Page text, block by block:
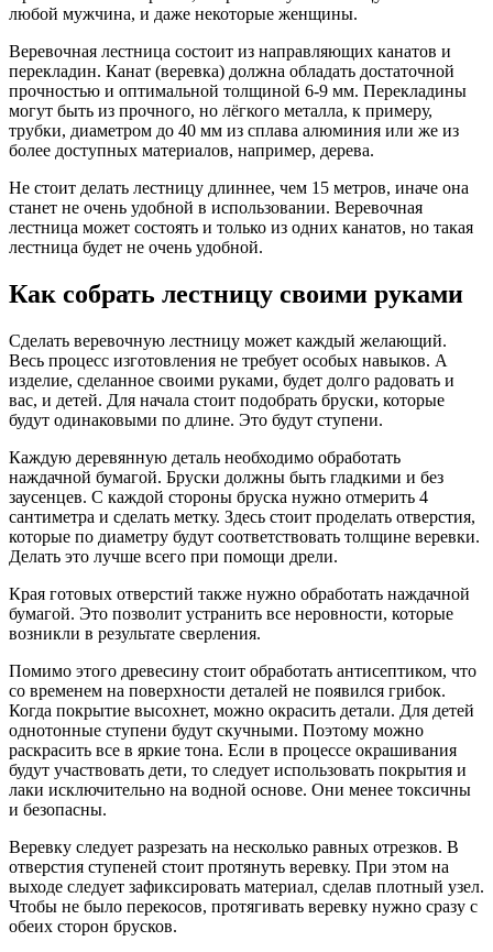
любой мужчина, и даже некоторые женщины.
Веревочная лестница состоит из направляющих канатов и
перекладин. Канат (веревка) должна обладать достаточной
прочностью и оптимальной толщиной 6-9 мм. Перекладины
могут быть из прочного, но лёгкого металла, к примеру,
трубки, диаметром до 40 мм из сплава алюминия или же из
более доступных материалов, например, дерева.
Не стоит делать лестницу длиннее, чем 15 метров, иначе она
станет не очень удобной в использовании. Веревочная
лестница может состоять и только из одних канатов, но такая
лестница будет не очень удобной.
Как собрать лестницу своими руками
Сделать веревочную лестницу может каждый желающий.
Весь процесс изготовления не требует особых навыков. А
изделие, сделанное своими руками, будет долго радовать и
вас, и детей. Для начала стоит подобрать бруски, которые
будут одинаковыми по длине. Это будут ступени.
Каждую деревянную деталь необходимо обработать
наждачной бумагой. Бруски должны быть гладкими и без
заусенцев. С каждой стороны бруска нужно отмерить 4
сантиметра и сделать метку. Здесь стоит проделать отверстия,
которые по диаметру будут соответствовать толщине веревки.
Делать это лучше всего при помощи дрели.
Края готовых отверстий также нужно обработать наждачной
бумагой. Это позволит устранить все неровности, которые
возникли в результате сверления.
Помимо этого древесину стоит обработать антисептиком, что
со временем на поверхности деталей не появился грибок.
Когда покрытие высохнет, можно окрасить детали. Для детей
однотонные ступени будут скучными. Поэтому можно
раскрасить все в яркие тона. Если в процессе окрашивания
будут участвовать дети, то следует использовать покрытия и
лаки исключительно на водной основе. Они менее токсичны
и безопасны.
Веревку следует разрезать на несколько равных отрезков. В
отверстия ступеней стоит протянуть веревку. При этом на
выходе следует зафиксировать материал, сделав плотный узел.
Чтобы не было перекосов, протягивать веревку нужно сразу с
обеих сторон брусков.